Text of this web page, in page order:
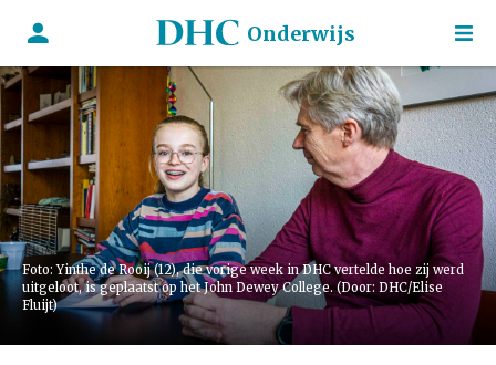
Onderwijs
Foto: Yinthe de Rooij (12), die vorige week in DHC vertelde hoe zij werd
uitgeloot, is geplaatst op het John Dewey College. (Door: DHC/Elise
Fluijt)